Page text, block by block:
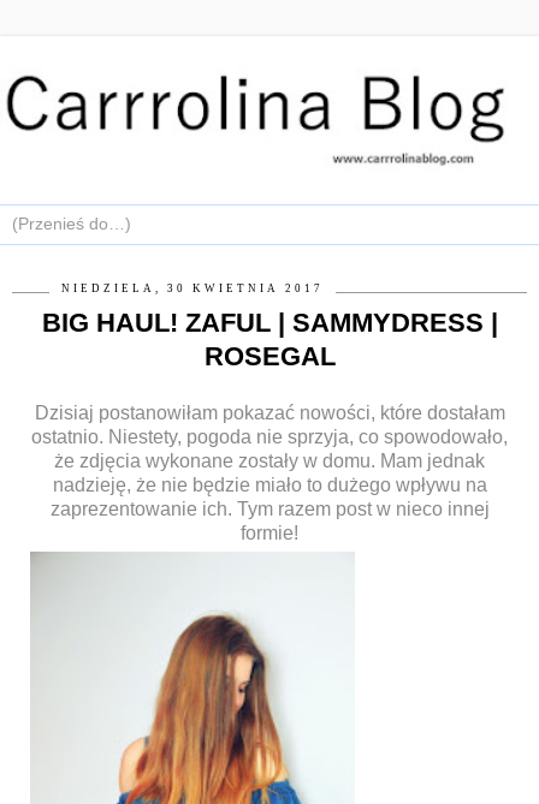
NIEDZIELA, 30 KWIETNIA 2017
BIG HAUL! ZAFUL | SAMMYDRESS |
ROSEGAL
Dzisiaj postanowiłam pokazać nowości, które dostałam
ostatnio. Niestety, pogoda nie sprzyja, co spowodowało,
że zdjęcia wykonane zostały w domu. Mam jednak
nadzieję, że nie będzie miało to dużego wpływu na
zaprezentowanie ich. Tym razem post w nieco innej
formie!